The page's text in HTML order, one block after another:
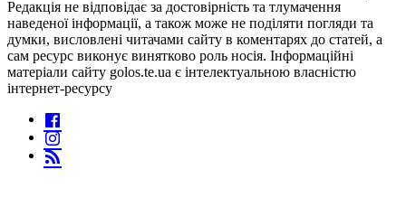
Редакція не відповідає за достовірність та тлумачення
наведеної інформації, а також може не поділяти погляди та
думки, висловлені читачами сайту в коментарях до статей, а
сам ресурс виконує винятково роль носія. Інформаційні
матеріали сайту golos.te.ua є інтелектуальною власністю
інтернет-ресурсу